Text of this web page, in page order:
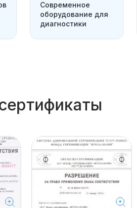
Современное
оборудование для
диагностики